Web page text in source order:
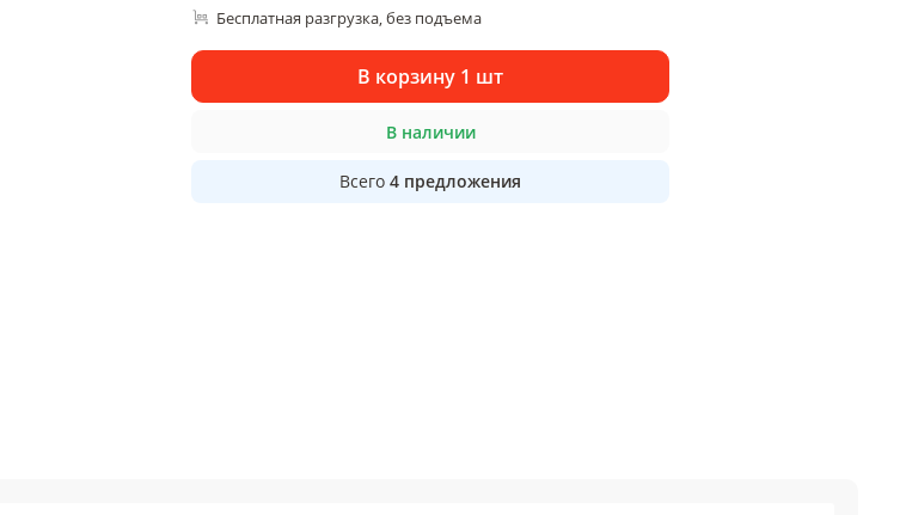
Бесплатная разгрузка, без подъема
В корзину 1 шт
В наличии
Всего 4 предложения